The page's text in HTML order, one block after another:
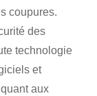
coupures.
des
technologie
et
aux